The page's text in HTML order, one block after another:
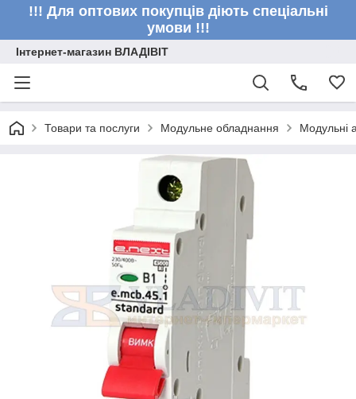
!!! Для оптових покупців діють спеціальні
умови !!!
Інтернет-магазин ВЛАДІВІТ
Товари та послуги Модульне обладнання Модульні